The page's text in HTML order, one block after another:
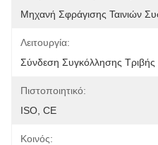
Μηχανή Σφράγισης Ταινιών
Λειτουργία:
Σύνδεση Συγκόλλησης Τριβής
Πιστοποιητικό:
ISO, CE
Κοινός: